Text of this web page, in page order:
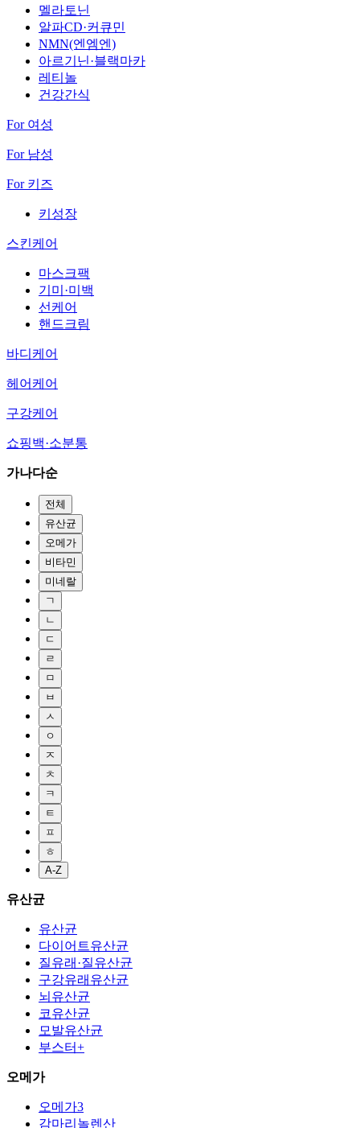
멜라토닌
알파CD·커큐민
NMN(엔엠엔)
아르기닌·블랙마카
레티놀
건강간식
For 여성
For 남성
For 키즈
키성장
스킨케어
마스크팩
기미·미백
선케어
핸드크림
바디케어
헤어케어
구강케어
쇼핑백·소분통
가나다순
전체
유산균
오메가
비타민
미네랄
ㄱ
ㄴ
ㄷ
ㄹ
ㅁ
ㅂ
ㅅ
ㅇ
ㅈ
ㅊ
ㅋ
ㅌ
ㅍ
ㅎ
A-Z
유산균
유산균
다이어트유산균
질유래·질유산균
구강유래유산균
뇌유산균
코유산균
모발유산균
부스터+
오메가
오메가3
감마리놀렌산